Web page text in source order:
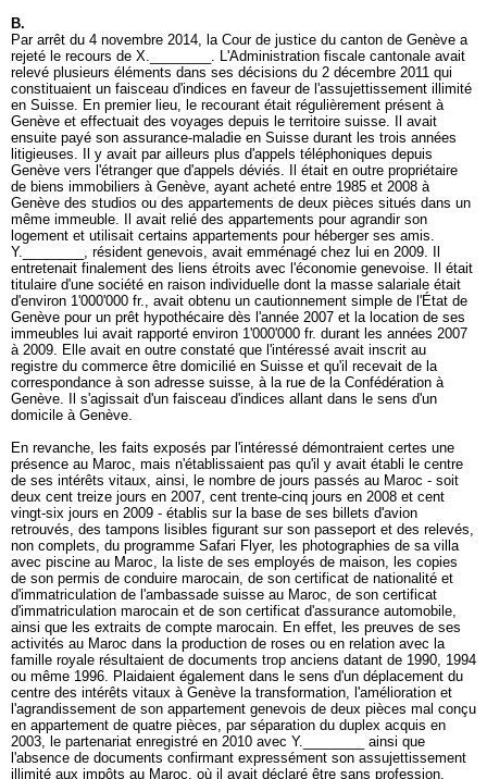
B.
Par arrêt du 4 novembre 2014, la Cour de justice du canton de Genève a
rejeté le recours de X.________. L'Administration fiscale cantonale avait
relevé plusieurs éléments dans ses décisions du 2 décembre 2011 qui
constituaient un faisceau d'indices en faveur de l'assujettissement illimité
en Suisse. En premier lieu, le recourant était régulièrement présent à
Genève et effectuait des voyages depuis le territoire suisse. Il avait
ensuite payé son assurance-maladie en Suisse durant les trois années
litigieuses. Il y avait par ailleurs plus d'appels téléphoniques depuis
Genève vers l'étranger que d'appels déviés. Il était en outre propriétaire
de biens immobiliers à Genève, ayant acheté entre 1985 et 2008 à
Genève des studios ou des appartements de deux pièces situés dans un
même immeuble. Il avait relié des appartements pour agrandir son
logement et utilisait certains appartements pour héberger ses amis.
Y.________, résident genevois, avait emménagé chez lui en 2009. Il
entretenait finalement des liens étroits avec l'économie genevoise. Il était
titulaire d'une société en raison individuelle dont la masse salariale était
d'environ 1'000'000 fr., avait obtenu un cautionnement simple de l'État de
Genève pour un prêt hypothécaire dès l'année 2007 et la location de ses
immeubles lui avait rapporté environ 1'000'000 fr. durant les années 2007
à 2009. Elle avait en outre constaté que l'intéressé avait inscrit au
registre du commerce être domicilié en Suisse et qu'il recevait de la
correspondance à son adresse suisse, à la rue de la Confédération à
Genève. Il s'agissait d'un faisceau d'indices allant dans le sens d'un
domicile à Genève.
En revanche, les faits exposés par l'intéressé démontraient certes une
présence au Maroc, mais n'établissaient pas qu'il y avait établi le centre
de ses intérêts vitaux, ainsi, le nombre de jours passés au Maroc - soit
deux cent treize jours en 2007, cent trente-cinq jours en 2008 et cent
vingt-six jours en 2009 - établis sur la base de ses billets d'avion
retrouvés, des tampons lisibles figurant sur son passeport et des relevés,
non complets, du programme Safari Flyer, les photographies de sa villa
avec piscine au Maroc, la liste de ses employés de maison, les copies
de son permis de conduire marocain, de son certificat de nationalité et
d'immatriculation de l'ambassade suisse au Maroc, de son certificat
d'immatriculation marocain et de son certificat d'assurance automobile,
ainsi que les extraits de compte marocain. En effet, les preuves de ses
activités au Maroc dans la production de roses ou en relation avec la
famille royale résultaient de documents trop anciens datant de 1990, 1994
ou même 1996. Plaidaient également dans le sens d'un déplacement du
centre des intérêts vitaux à Genève la transformation, l'amélioration et
l'agrandissement de son appartement genevois de deux pièces mal conçu
en appartement de quatre pièces, par séparation du duplex acquis en
2003, le partenariat enregistré en 2010 avec Y.________ ainsi que
l'absence de documents confirmant expressément son assujettissement
illimité aux impôts au Maroc, où il avait déclaré être sans profession.